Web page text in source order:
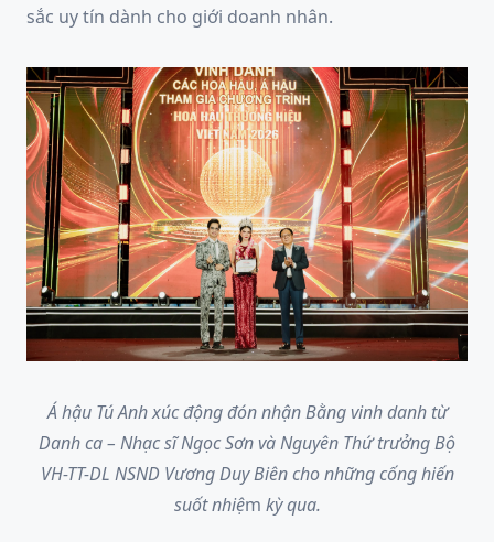
sắc uy tín dành cho giới doanh nhân.
Á hậu Tú Anh xúc động đón nhận Bằng vinh danh từ
Danh ca – Nhạc sĩ Ngọc Sơn và Nguyên Thứ trưởng Bộ
VH-TT-DL NSND Vương Duy Biên cho những cống hiến
suốt nhiệm kỳ qua.